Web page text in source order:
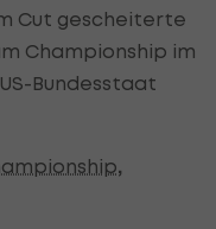
Cut gescheiterte
Championship im
Bundesstaat
,